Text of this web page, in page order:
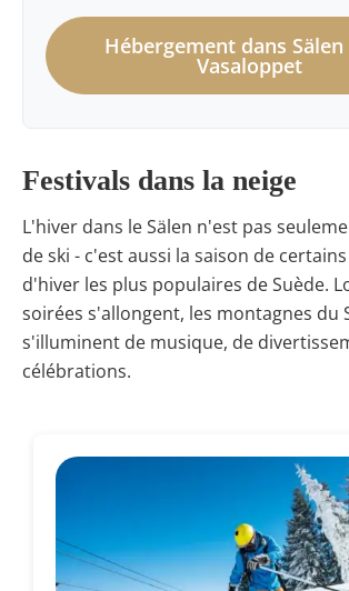
Hébergement dans Sälen
Vasaloppet
Festivals dans la neige
L'hiver dans le Sälen n'est pas
de ski - c'est aussi la saison de
d'hiver les plus populaires de Suède.
soirées s'allongent, les montagnes du
s'illuminent de musique, de
célébrations.